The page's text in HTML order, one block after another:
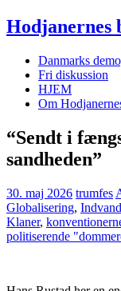
Hodjanernes
Danmarks
Fri diskussion
HJEM
Om
“Sendt i
sandheden”
30. maj 2026 trumfes
Globalisering,
Klaner,
politiserende